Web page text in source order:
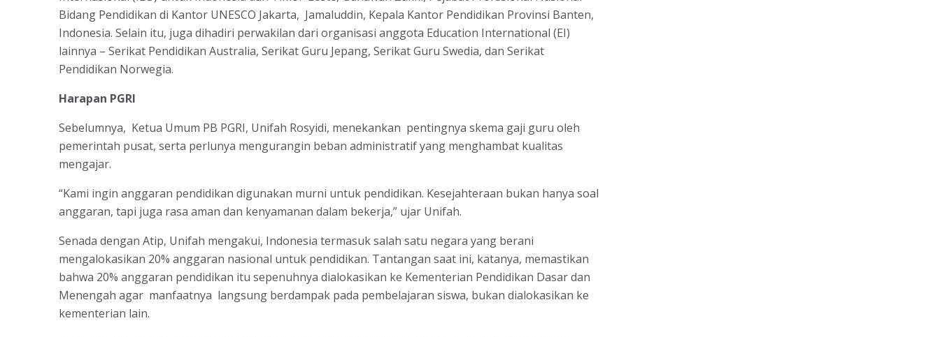
Bidang Pendidikan di Kantor UNESCO Jakarta, Jamaluddin, Kepala Kantor Pendidikan Provinsi Banten,
Indonesia. Selain itu, juga dihadiri perwakilan dari organisasi anggota Education International (EI)
lainnya – Serikat Pendidikan Australia, Serikat Guru Jepang, Serikat Guru Swedia, dan Serikat
Pendidikan Norwegia.
Harapan PGRI
Sebelumnya, Ketua Umum PB PGRI, Unifah Rosyidi, menekankan pentingnya skema gaji guru oleh
pemerintah pusat, serta perlunya mengurangin beban administratif yang menghambat kualitas
mengajar.
“Kami ingin anggaran pendidikan digunakan murni untuk pendidikan. Kesejahteraan bukan hanya soal
anggaran, tapi juga rasa aman dan kenyamanan dalam bekerja,” ujar Unifah.
Senada dengan Atip, Unifah mengakui, Indonesia termasuk salah satu negara yang berani
mengalokasikan 20% anggaran nasional untuk pendidikan. Tantangan saat ini, katanya, memastikan
bahwa 20% anggaran pendidikan itu sepenuhnya dialokasikan ke Kementerian Pendidikan Dasar dan
Menengah agar manfaatnya langsung berdampak pada pembelajaran siswa, bukan dialokasikan ke
kementerian lain.